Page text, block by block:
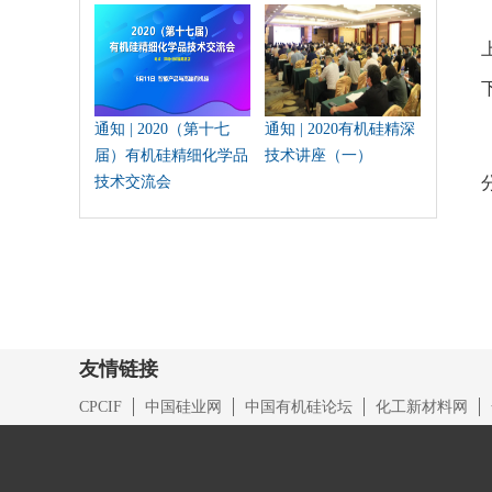
通知 | 2020（第十七
届）有机硅精细化学品
技术交流会
通知 | 2020有机硅精深
技术讲座（一）
友情链接
CPCIF 中国硅业网 中国有机硅论坛 化工新材料网